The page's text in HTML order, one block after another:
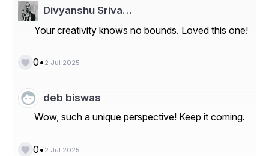
Divyanshu Sriva…
Your creativity knows no bounds. Loved this one!
0• 2 Jul 2025
deb biswas
Wow, such a unique perspective! Keep it coming.
0• 2 Jul 2025